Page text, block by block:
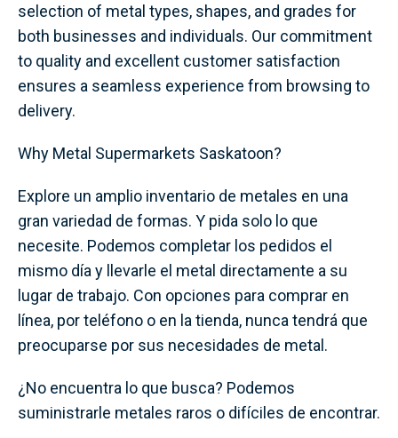
selection of metal types, shapes, and grades for
both businesses and individuals. Our commitment
to quality and excellent customer satisfaction
ensures a seamless experience from browsing to
delivery.
Why Metal Supermarkets Saskatoon?
Explore un amplio inventario de metales en una
gran variedad de formas. Y pida solo lo que
necesite. Podemos completar los pedidos el
mismo día y llevarle el metal directamente a su
lugar de trabajo. Con opciones para comprar en
línea, por teléfono o en la tienda, nunca tendrá que
preocuparse por sus necesidades de metal.
¿No encuentra lo que busca? Podemos
suministrarle metales raros o difíciles de encontrar.